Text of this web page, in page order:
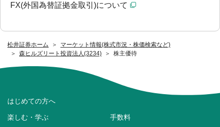
松井証券ホーム
マーケット情報(株式市況・株価検索など)
森ヒルズリート投資法人(3234)
株主優待
FX(外国為替証拠金取引)について
はじめての方へ
楽しむ・学ぶ 手数料